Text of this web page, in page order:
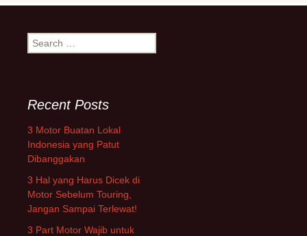
Search
for:
Recent Posts
3 Motor Buatan Lokal
Indonesia yang Patut
Dibanggakan
3 Hal yang Harus Dicek di
Motor Sebelum Touring,
Jangan Sampai Terlewat!
3 Part Motor Wajib untuk